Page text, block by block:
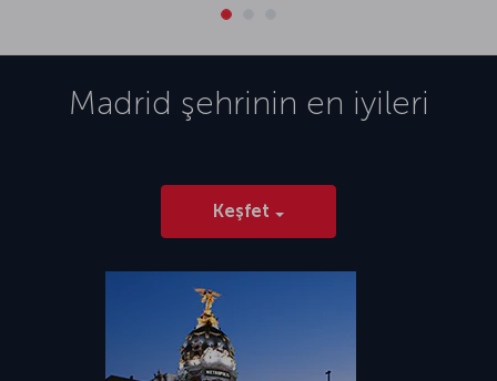
Madrid şehrinin en iyileri
Keşfet